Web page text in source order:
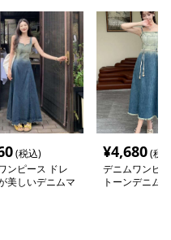
(税込)
ンピース ドレ
美しいデニムマ
¥4,680(税
デニムワンピ
トーンデニム